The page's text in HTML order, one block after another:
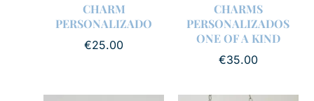
CHARM
PERSONALIZADO
€25.00
CHARMS
PERSONALIZADOS
ONE OF A KIND
€35.00